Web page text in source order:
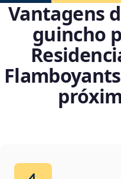
Vantagens
guincho